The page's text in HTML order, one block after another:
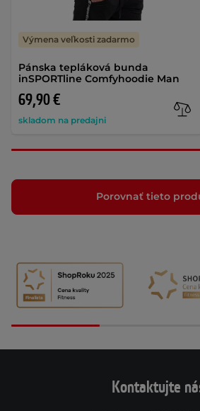
Pánska tepláková bunda
inSPORTline Comfyhoodie Man
69,90 €
skladom na predajni
Výmena veľkosti zadarmo
Porovnať tieto
Kontaktujte